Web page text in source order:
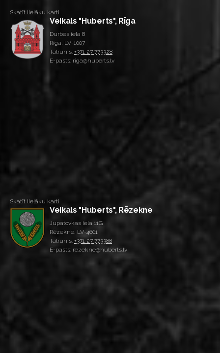
Skatīt lielāku karti
Veikals "Huberts", Rīga
Durbes iela 8
Rīga, LV-1007
Tālrunis: +371 27 773328
E-pasts: riga@huberts.lv
Skatīt lielāku karti
Veikals "Huberts", Rēzekne
Jupatovkas iela 11G
Rēzekne, LV-4601
Tālrunis: +371 27 773388
E-pasts: rezekne@huberts.lv